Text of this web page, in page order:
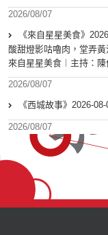
2026/08/07
《來自星星美食》
酸甜燈影咕嚕肉，堂弄黃
來自星星美食︱主持：
2026/08/07
《西城故事》2026-
2026/08/07